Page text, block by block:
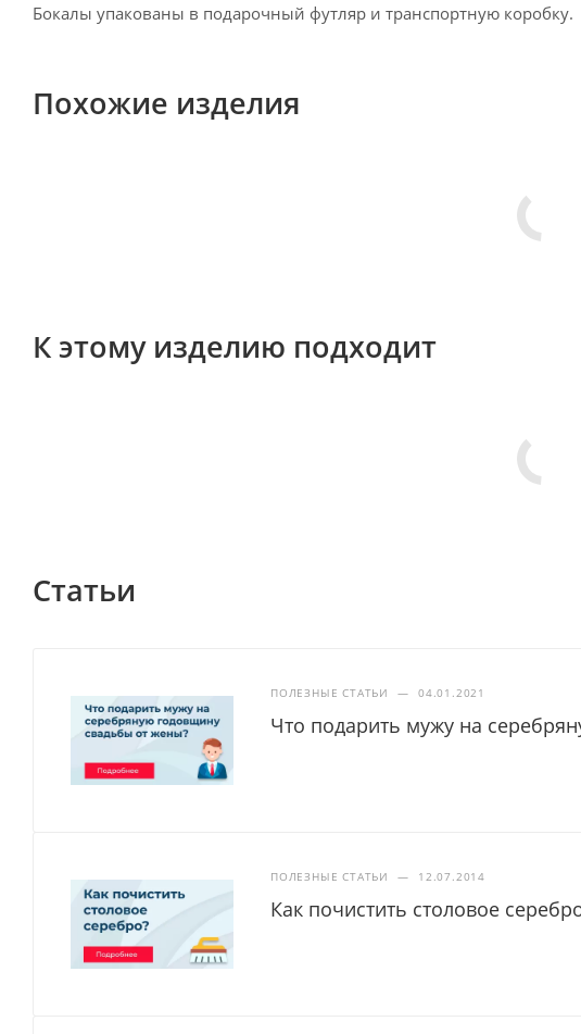
Бокалы упакованы в подарочный футляр и транспортную коробку.
Похожие изделия
К этому изделию подходит
Статьи
ПОЛЕЗНЫЕ СТАТЬИ — 04.01.2021
Что подарить мужу на
ПОЛЕЗНЫЕ СТАТЬИ — 12.07.2014
Как почистить столовое